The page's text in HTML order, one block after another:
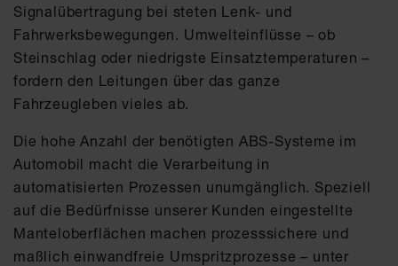
Signalübertragung bei steten Lenk- und
Fahrwerksbewegungen. Umwelteinflüsse – ob
Steinschlag oder niedrigste Einsatztemperaturen –
fordern den Leitungen über das ganze
Fahrzeugleben vieles ab.
Die hohe Anzahl der benötigten ABS-Systeme im
Automobil macht die Verarbeitung in
automatisierten Prozessen unumgänglich. Speziell
auf die Bedürfnisse unserer Kunden eingestellte
Manteloberflächen machen prozesssichere und
maßlich einwandfreie Umspritzprozesse – unter